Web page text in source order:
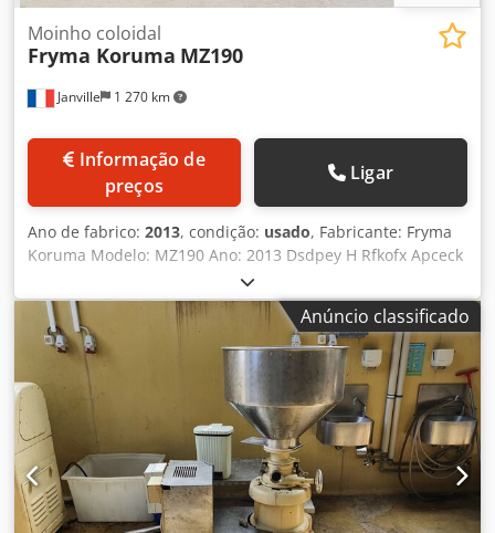
Janville 1 270 km
Moinho coloidal
Fryma Koruma MZ190
preços
Ligar
Ano de fabrico: 2013, condição: usado, Fabricante: Fryma
Koruma Modelo: MZ190 Ano: 2013 Dsdpey H Rfkofx Apceck
Tipo: Moinho coloidal Potência: 45 kW Capacidade
aproximada (especificação do fabricante): 2.600–26.000 l/h
Tamanho das partículas do produto: 100–500 µm
Desenhos técnicos disponíveis
Anúncio classificado